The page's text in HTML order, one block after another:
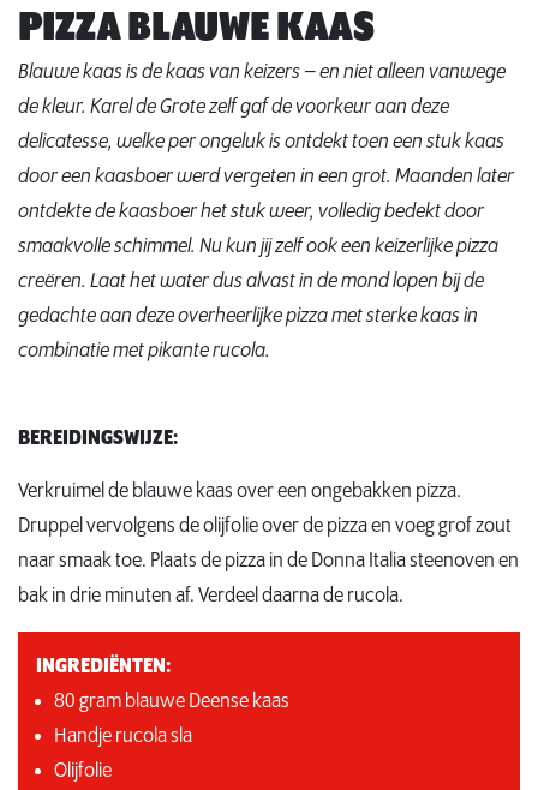
PIZZA BLAUWE KAAS
Blauwe kaas is de kaas van keizers – en niet alleen vanwege
de kleur. Karel de Grote zelf gaf de voorkeur aan deze
delicatesse, welke per ongeluk is ontdekt toen een stuk kaas
door een kaasboer werd vergeten in een grot. Maanden later
ontdekte de kaasboer het stuk weer, volledig bedekt door
smaakvolle schimmel. Nu kun jij zelf ook een keizerlijke pizza
creëren. Laat het water dus alvast in de mond lopen bij de
gedachte aan deze overheerlijke pizza met sterke kaas in
combinatie met pikante rucola.
BEREIDINGSWIJZE:
Verkruimel de blauwe kaas over een ongebakken pizza.
Druppel vervolgens de olijfolie over de pizza en voeg grof zout
naar smaak toe. Plaats de pizza in de Donna Italia steenoven en
bak in drie minuten af. Verdeel daarna de rucola.
INGREDIËNTEN:
80 gram blauwe Deense kaas
Handje rucola sla
Olijfolie